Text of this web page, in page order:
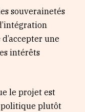
souverainetés
une
intérêts
le projet est
plutôt